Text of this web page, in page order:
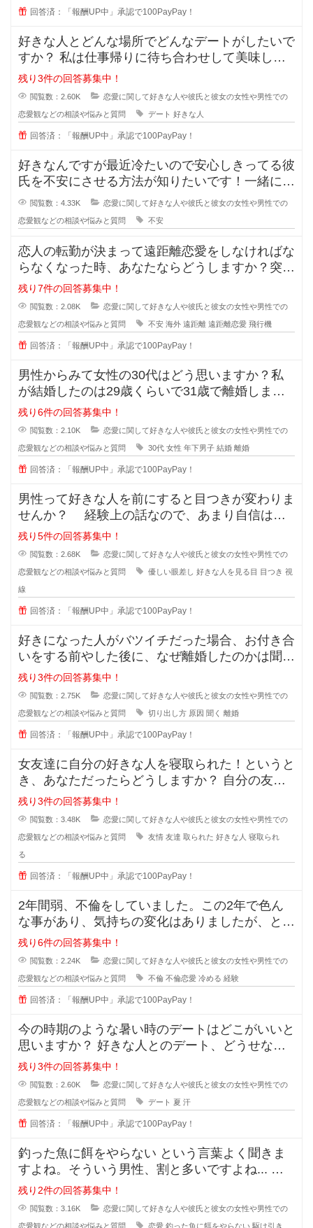
回答済：「報酬UP中」承認で100PayPay！
好きな人とどんな場所でどんなデートがしたいで
すか？ 私は仕事帰りに待ち合わせして美味しい
ものを一緒に食べながら時間を過ご
残り3件の回答募集中！
閲覧数：2.60K 恋愛に関して好きな人や彼氏と彼女の女性や男性での
恋愛観などの相談や悩みと質問 デート 好きな人
回答済：「報酬UP中」承認で100PayPay！
好きなんですが最近冷たいので安心しきってる彼
氏を不安にさせる方法が知りたいです！一緒にい
るのが当たり前になってしまってる
閲覧数：4.33K 恋愛に関して好きな人や彼氏と彼女の女性や男性での
恋愛観などの相談や悩みと質問 不安
恋人の転勤が決まって遠距離恋愛をしなければな
らなくなった時、あなたならどうしますか？突然
恋人の転勤が決まって遠距離に..
残り7件の回答募集中！
閲覧数：2.08K 恋愛に関して好きな人や彼氏と彼女の女性や男性での
恋愛観などの相談や悩みと質問 不安 海外 遠距離 遠距離恋愛 飛行機
回答済：「報酬UP中」承認で100PayPay！
男性からみて女性の30代はどう思いますか？私
が結婚したのは29歳くらいで31歳で離婚しまし
たが、30歳の誕生日の時に元旦
残り6件の回答募集中！
閲覧数：2.10K 恋愛に関して好きな人や彼氏と彼女の女性や男性での
恋愛観などの相談や悩みと質問 30代 女性 年下男子 結婚 離婚
回答済：「報酬UP中」承認で100PayPay！
男性って好きな人を前にすると目つきが変わりま
せんか？ 経験上の話なので、あまり自信はな
いのですが... なんというか、
残り5件の回答募集中！
閲覧数：2.68K 恋愛に関して好きな人や彼氏と彼女の女性や男性での
恋愛観などの相談や悩みと質問 優しい眼差し 好きな人を見る目 目つき 視
線
回答済：「報酬UP中」承認で100PayPay！
好きになった人がバツイチだった場合、お付き合
いをする前やした後に、なぜ離婚したのかは聞き
ますか？ 離婚した原因を聞
残り3件の回答募集中！
閲覧数：2.75K 恋愛に関して好きな人や彼氏と彼女の女性や男性での
恋愛観などの相談や悩みと質問 切り出し方 原因 聞く 離婚
回答済：「報酬UP中」承認で100PayPay！
女友達に自分の好きな人を寝取られた！というと
き、あなただったらどうしますか？ 自分の友達
に好きな人の話をするのは女
残り3件の回答募集中！
閲覧数：3.48K 恋愛に関して好きな人や彼氏と彼女の女性や男性での
恋愛観などの相談や悩みと質問 友情 友達 取られた 好きな人 寝取られ
る
回答済：「報酬UP中」承認で100PayPay！
2年間弱、不倫をしていました。この2年で色ん
な事があり、気持ちの変化はありましたが、とに
かく彼の事が大好きで一緒にいれる
残り6件の回答募集中！
閲覧数：2.24K 恋愛に関して好きな人や彼氏と彼女の女性や男性での
恋愛観などの相談や悩みと質問 不倫 不倫恋愛 冷める 経験
回答済：「報酬UP中」承認で100PayPay！
今の時期のような暑い時のデートはどこがいいと
思いますか？ 好きな人とのデート、どうせなら
街を散策したりデートスポッ
残り3件の回答募集中！
閲覧数：2.60K 恋愛に関して好きな人や彼氏と彼女の女性や男性での
恋愛観などの相談や悩みと質問 デート 夏 汗
回答済：「報酬UP中」承認で100PayPay！
釣った魚に餌をやらない という言葉よく聞きま
すよね。そういう男性、割と多いですよね... な
ぜ付き合った途端に覚めたよう
残り2件の回答募集中！
閲覧数：3.16K 恋愛に関して好きな人や彼氏と彼女の女性や男性での
恋愛観などの相談や悩みと質問 恋愛 釣った魚に餌をやらない 駆け引き